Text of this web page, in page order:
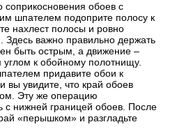
обоев с
шпателем подоприте полосу к
нахлест полосы и ровно
важно правильно держать
быть острым, а движение –
к обойному полотнищу.
придавите обои к
вы увидите, что край обоев
Эту же операцию
с нижней границей обоев. После
«перышком» и разгладьте